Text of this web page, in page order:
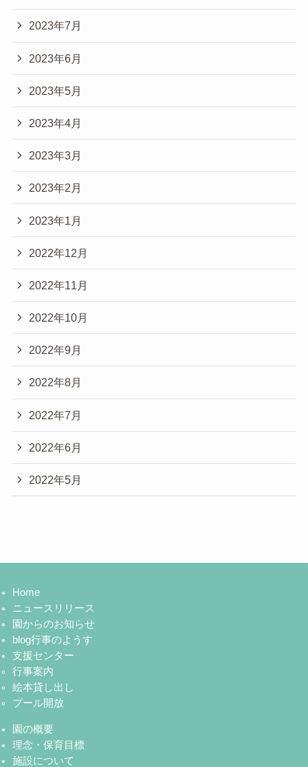
2023年7月
2023年6月
2023年5月
2023年4月
2023年3月
2023年2月
2023年1月
2022年12月
2022年11月
2022年10月
2022年9月
2022年8月
2022年7月
2022年6月
2022年5月
Home
ニュースリリース
園からのお知らせ
blog行事のようす
支援センター
行事案内
絵本貸し出し
プール開放
園の概要
理念・保育目標
施設について